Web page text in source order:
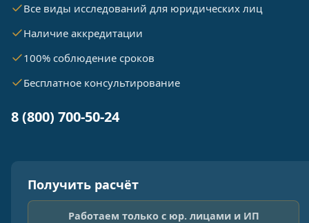
Все виды исследований для юридических лиц
Наличие аккредитации
100% соблюдение сроков
Бесплатное консультирование
8 (800) 700-50-24
Получить расчёт
Работаем только с юр. лицами и ИП